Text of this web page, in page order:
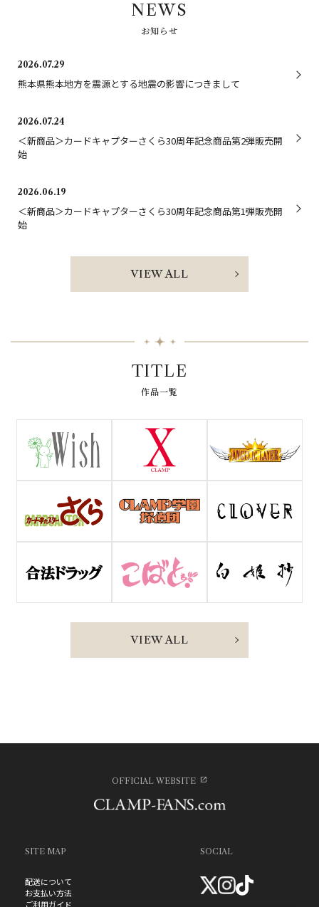
NEWS
お知らせ
2026.07.29
熊本県熊本地方を震源とする地震の影響につきまして
2026.07.24
＜新商品＞カードキャプターさくら30周年記念商品第2弾販売開
始
2026.06.19
＜新商品＞カードキャプターさくら30周年記念商品第1弾販売開
始
VIEW ALL
TITLE
作品一覧
VIEW ALL
OFFICIAL WEBSITE
SITE MAP
配送について
お支払い方法
ご利用ガイド
SOCIAL